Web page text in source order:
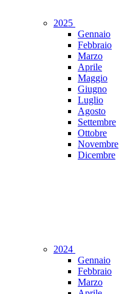
2025
Gennaio
Febbraio
Marzo
Aprile
Maggio
Giugno
Luglio
Agosto
Settembre
Ottobre
Novembre
Dicembre
2024
Gennaio
Febbraio
Marzo